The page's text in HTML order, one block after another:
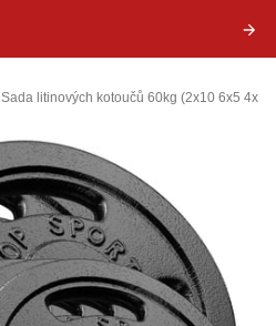
Sada litinových kotoučů 60kg (2x10 6x5